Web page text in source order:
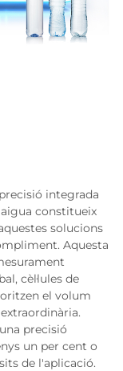
integrada
constitueix
solucions
Aquesta
cèl·lules de
el volum
precisió
un per cent o
de l'aplicació.